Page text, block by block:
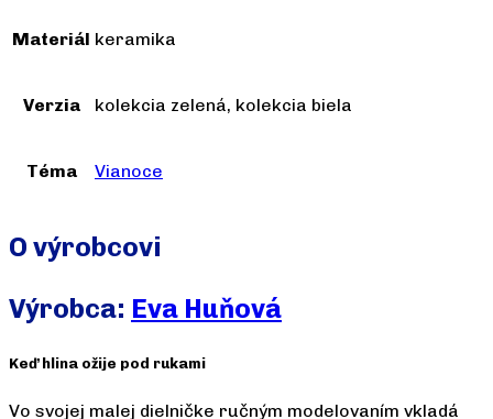
Materiál keramika
Verzia kolekcia zelená, kolekcia biela
Téma Vianoce
O výrobcovi
Výrobca: Eva Huňová
Keď hlina ožije pod rukami
Vo svojej malej dielničke ručným modelovaním vkladá